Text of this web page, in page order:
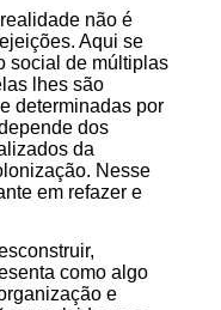
não é
Aqui se
social de múltiplas
lhes são
determinadas por
dos
da
Nesse
em refazer e
como algo
e